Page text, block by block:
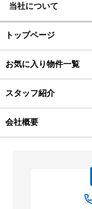
当社について
トップページ
お気に入り物件一覧
スタッフ紹介
会社概要